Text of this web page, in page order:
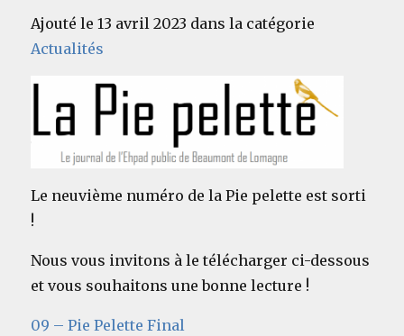
Ajouté le 13 avril 2023 dans la catégorie
Actualités
Le neuvième numéro de la Pie pelette est sorti
!
Nous vous invitons à le télécharger ci-dessous
et vous souhaitons une bonne lecture !
09 – Pie Pelette Final